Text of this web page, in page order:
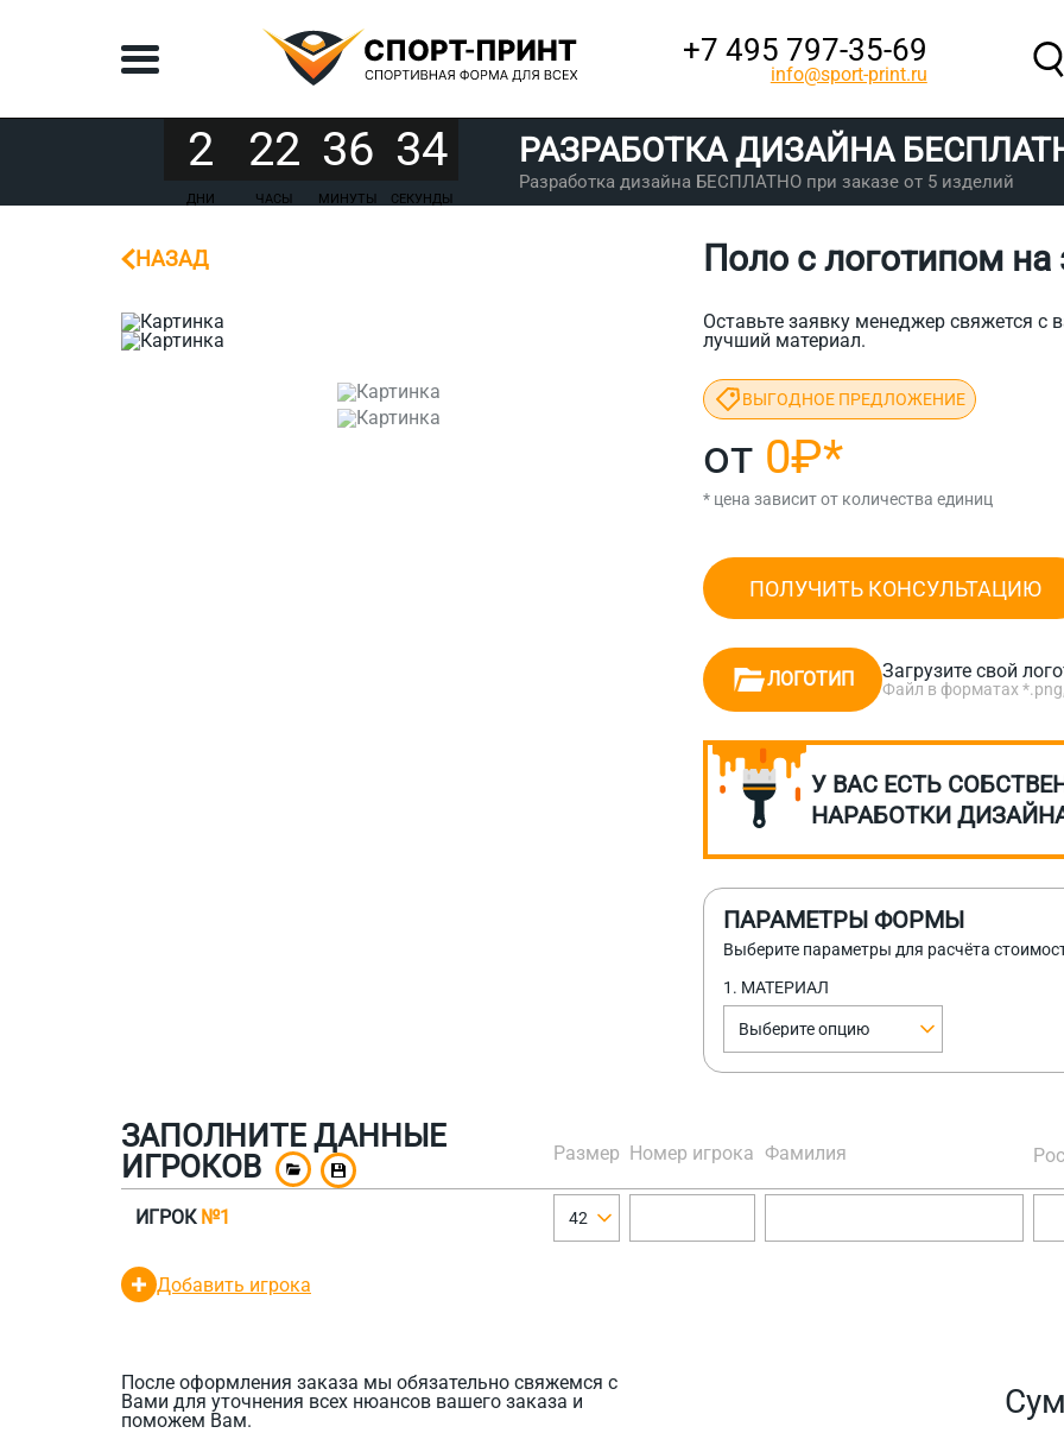
+7 495 797‑35-69
info@sport-print.ru
2
ДНИ
22
ЧАСЫ
36
МИНУТЫ
34
СЕКУНДЫ
РАЗРАБОТКА ДИЗАЙНА
Разработка дизайна БЕСПЛАТНО при заказе от 5 изделий
НАЗАД Поло с логотипом на
Оставьте заявку менеджер свяжется с
лучший материал.
ВЫГОДНОЕ ПРЕДЛОЖЕНИЕ
от 0₽*
* цена зависит от количества единиц
ПОЛУЧИТЬ КОНСУЛЬТАЦИЮ
ЛОГОТИП Загрузите свой
Файл в форматах
У ВАС ЕСТЬ
НАРАБОТКИ
ПАРАМЕТРЫ ФОРМЫ
Выберите параметры для расчёта
1. МАТЕРИАЛ
Выберите опцию
ЗАПОЛНИТЕ ДАННЫЕ
ИГРОКОВ
Размер Номер игрока Фамилия
ИГРОК №1 42
Добавить игрока
После оформления заказа мы обязательно свяжемся с
Вами для уточнения всех нюансов вашего заказа и
поможем Вам.